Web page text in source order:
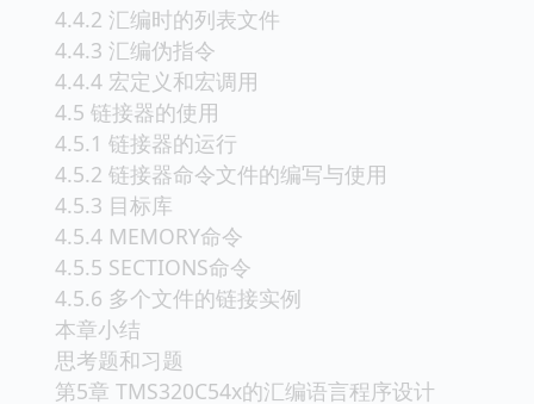
4.4.2 汇编时的列表文件
4.4.3 汇编伪指令
4.4.4 宏定义和宏调用
4.5 链接器的使用
4.5.1 链接器的运行
4.5.2 链接器命令文件的编写与使用
4.5.3 目标库
4.5.4 MEMORY命令
4.5.5 SECTIONS命令
4.5.6 多个文件的链接实例
本章小结
思考题和习题
第5章 TMS320C54x的汇编语言程序设计